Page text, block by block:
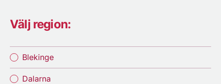
Välj region:
Blekinge
Dalarna